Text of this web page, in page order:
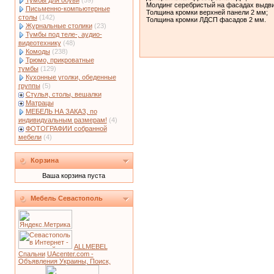
Письменно-компьютерные
столы (142)
Журнальные столики (23)
Тумбы под теле-, аудио-
видеотехнику (48)
Комоды (238)
Трюмо, прикроватные
тумбы (129)
Кухонные уголки, обеденные
группы (5)
Стулья, столы, вешалки
Матрацы
МЕБЕЛЬ НА ЗАКАЗ, по
индивидуальным размерам! (4)
ФОТОГРАФИИ собранной
мебели (4)
Корзина
Ваша корзина пуста
Мебель Севастополь
ALLMEBEL
Спальни UAcenter.com -
Объявления Украины, Поиск,
Молдинг серебристый на фасадах
Толщина кромки верхней панели 2 мм;
Толщина кромки ЛДСП фасадов 2 мм.